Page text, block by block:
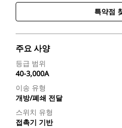
특약점
주요 사양
등급 범위
40-3,000A
이송 유형
개방/폐쇄 전달
스위치 유형
접촉기 기반